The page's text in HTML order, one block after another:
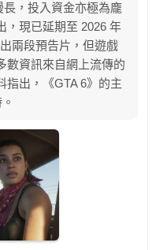
長，投入資金亦極為龐
，現已延期至 2026 年
兩段預告片，但遊戲
數資訊來自網上流傳的
指出，《GTA 6》的主